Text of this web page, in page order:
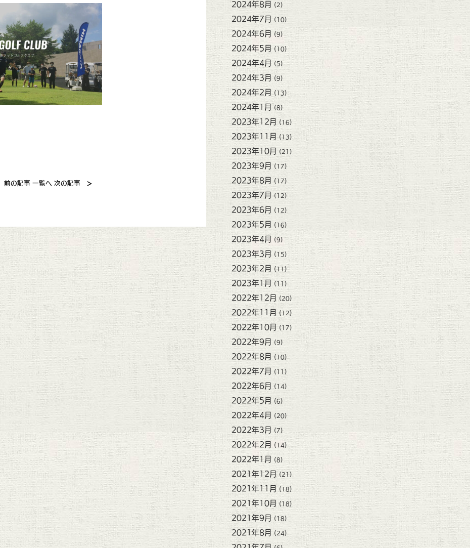
前の記事 一覧へ 次の記事 >
2024年8月 (2)
2024年7月 (10)
2024年6月 (9)
2024年5月 (10)
2024年4月 (5)
2024年3月 (9)
2024年2月 (13)
2024年1月 (8)
2023年12月 (16)
2023年11月 (13)
2023年10月 (21)
2023年9月 (17)
2023年8月 (17)
2023年7月 (12)
2023年6月 (12)
2023年5月 (16)
2023年4月 (9)
2023年3月 (15)
2023年2月 (11)
2023年1月 (11)
2022年12月 (20)
2022年11月 (12)
2022年10月 (17)
2022年9月 (9)
2022年8月 (10)
2022年7月 (11)
2022年6月 (14)
2022年5月 (6)
2022年4月 (20)
2022年3月 (7)
2022年2月 (14)
2022年1月 (8)
2021年12月 (21)
2021年11月 (18)
2021年10月 (18)
2021年9月 (18)
2021年8月 (24)